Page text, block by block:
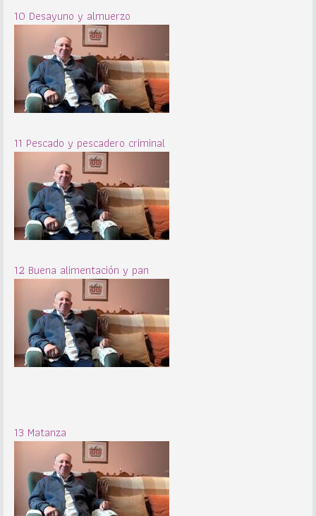
10 Desayuno y almuerzo
11 Pescado y pescadero criminal
12 Buena alimentación y pan
13 Matanza